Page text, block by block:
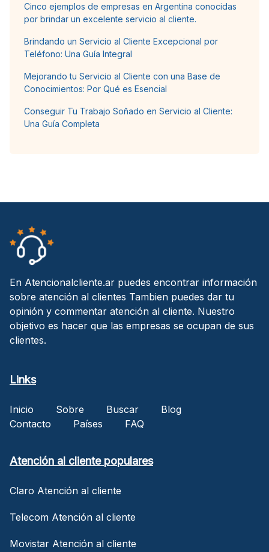
Cinco ejemplos de empresas en Argentina conocidas
por brindar un excelente servicio al cliente.
Brindando un Servicio al Cliente Excepcional por
Teléfono: Una Guía Integral
Mejorando tu Servicio al Cliente con una Base de
Conocimientos: Por Qué es Esencial
Conseguir Tu Trabajo Soñado en Servicio al Cliente:
Una Guía Completa
En Atencionalcliente.ar puedes encontrar información
sobre atención al clientes Tambien puedes dar tu
opinión y commentar atención al cliente. Nuestro
objetivo es hacer que las empresas se ocupan de sus
clientes.
Links
Inicio Sobre Buscar
Blog
Contacto
Países FAQ
Atención al cliente populares
Claro Atención al cliente
Telecom Atención al cliente
Movistar Atención al cliente